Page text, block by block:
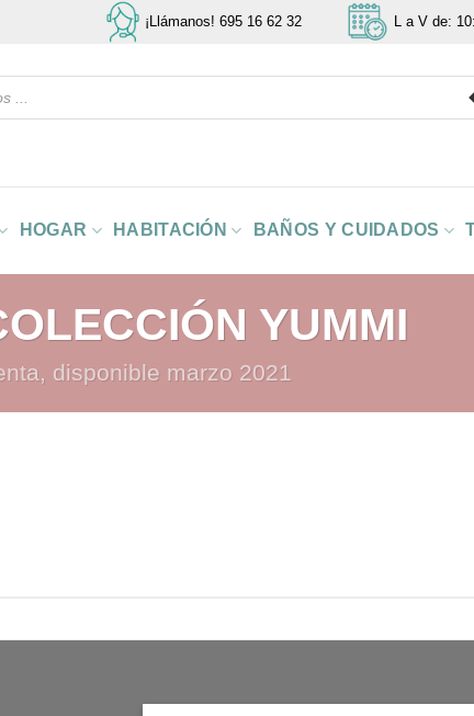
¡Llámanos! 695 16 62 32 L a V de:
HOGAR HABITACIÓN BAÑOS Y CUIDADOS
YUMMI
disponible marzo 2021